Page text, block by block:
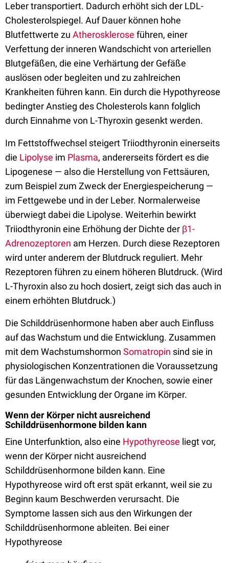
Leber transportiert. Dadurch erhöht sich der LDL-
Cholesterolspiegel. Auf Dauer können hohe
Blutfettwerte zu Atherosklerose führen, einer
Verfettung der inneren Wandschicht von arteriellen
Blutgefäßen, die eine Verhärtung der Gefäße
auslösen oder begleiten und zu zahlreichen
Krankheiten führen kann. Ein durch die Hypothyreose
bedingter Anstieg des Cholesterols kann folglich
durch Einnahme von L-Thyroxin gesenkt werden.
Im Fettstoffwechsel steigert Triiodthyronin einerseits
die Lipolyse im Plasma, andererseits fördert es die
Lipogenese — also die Herstellung von Fettsäuren,
zum Beispiel zum Zweck der Energiespeicherung —
im Fettgewebe und in der Leber. Normalerweise
überwiegt dabei die Lipolyse. Weiterhin bewirkt
Triiodthyronin eine Erhöhung der Dichte der β1-
Adrenozeptoren am Herzen. Durch diese Rezeptoren
wird unter anderem der Blutdruck reguliert. Mehr
Rezeptoren führen zu einem höheren Blutdruck. (Wird
L-Thyroxin also zu hoch dosiert, zeigt sich das auch in
einem erhöhten Blutdruck.)
Die Schilddrüsenhormone haben aber auch Einfluss
auf das Wachstum und die Entwicklung. Zusammen
mit dem Wachstumshormon Somatropin sind sie in
physiologischen Konzentrationen die Voraussetzung
für das Längenwachstum der Knochen, sowie einer
gesunden Entwicklung der Organe im Körper.
Wenn der Körper nicht ausreichend
Schilddrüsenhormone bilden kann
Eine Unterfunktion, also eine Hypothyreose liegt vor,
wenn der Körper nicht ausreichend
Schilddrüsenhormone bilden kann. Eine
Hypothyreose wird oft erst spät erkannt, weil sie zu
Beginn kaum Beschwerden verursacht. Die
Symptome lassen sich aus den Wirkungen der
Schilddrüsenhormone ableiten. Bei einer
Hypothyreose